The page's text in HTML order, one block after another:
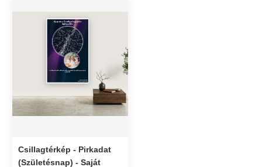
Csillagtérkép - Pirkadat
(Születésnap) - Saját